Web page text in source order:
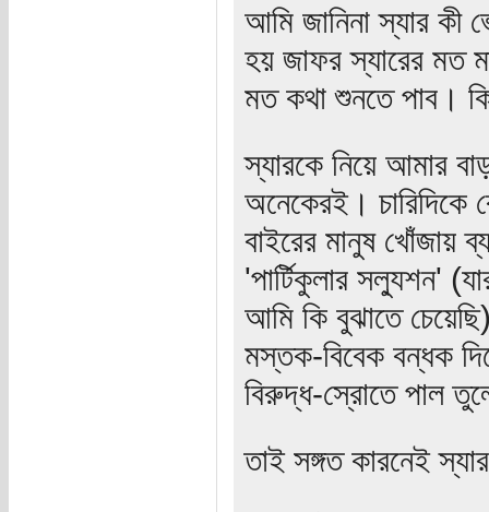
আমি জানিনা স্যার কী
হয় জাফর স্যারের মত
মত কথা শুনতে পাব।
স্যারকে নিয়ে আমার
অনেকেরই। চারিদিকে
বাইরের মানুষ খোঁজায়
'পার্টিকুলার সল্যুশন'
আমি কি বুঝাতে
মস্তক-বিবেক বন্ধক
বিরুদ্ধ-স্রোতে পাল
তাই সঙ্গত কারনেই